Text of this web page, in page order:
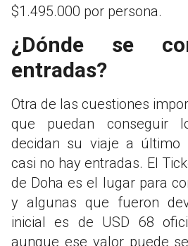
$1.495.000 por persona.
¿Dónde se
entradas?
Otra de las cuestiones
que puedan conseguir
decidan su viaje a último
casi no hay entradas. El
de Doha es el lugar para
y algunas que fueron
inicial es de USD 68
aunque ese valor puede